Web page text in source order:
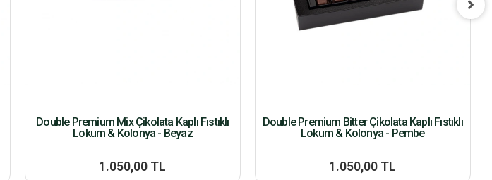
Double Premium Mix Çikolata Kaplı Fıstıklı
Lokum & Kolonya - Beyaz
1.050,00 TL
Double Premium Bitter Çikolata Kaplı Fıstıklı
Lokum & Kolonya - Pembe
1.050,00 TL